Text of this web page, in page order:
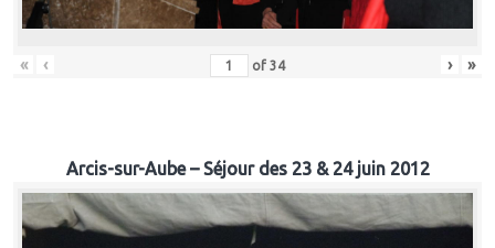
« ‹ of 34 › »
Arcis-sur-Aube – Séjour des 23 & 24 juin 2012